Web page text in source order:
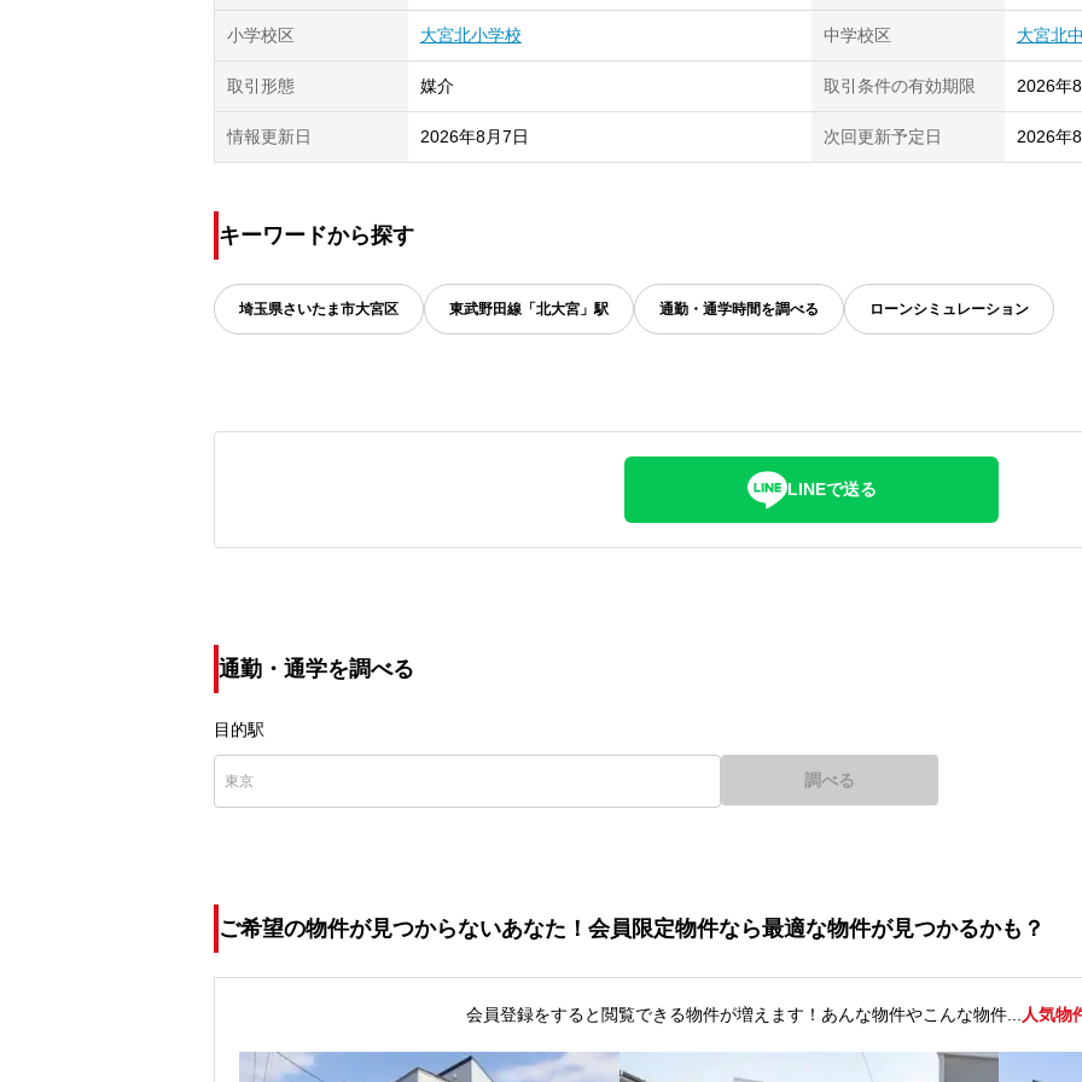
小学校区 大宮北小学校 中学校区 大宮北
取引形態 媒介 取引条件の有効期限 2026年
情報更新日 2026年8月7日 次回更新予定日 2026年
キーワードから探す
埼玉県さいたま市大宮区 東武野田線「北大宮」駅 通勤・通学時間を調べる ローンシミュレーション
LINEで送る
通勤・通学を調べる
目的駅
調べる
ご希望の物件が見つからないあなた！会員限定物件なら最適な物件が見つかるかも？
会員登録をすると閲覧できる物件が増えます！あんな物件やこんな物件...人気物